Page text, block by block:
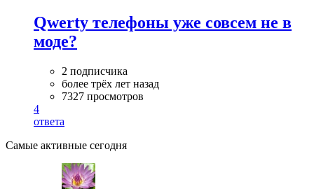
Qwerty телефоны уже совсем не в
моде?
2 подписчика
более трёх лет назад
7327 просмотров
4
ответа
Самые активные сегодня